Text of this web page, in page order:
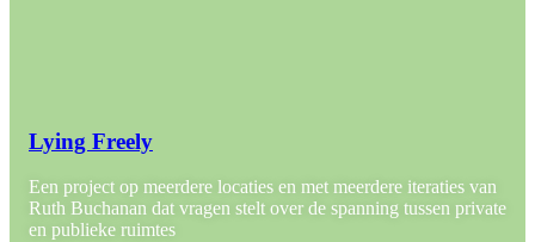
Lying Freely
Een project op meerdere locaties en met meerdere iteraties van
Ruth Buchanan dat vragen stelt over de spanning tussen private
en publieke ruimtes